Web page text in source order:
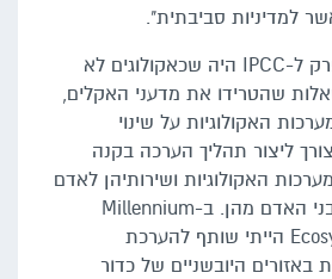
למדיניות סביבתית".
"הלקח מכתיבת הפרק ל-IPCC היה שכאקולוגים לא
שהטרידו את מדעני האקלים,
האקולוגיות על שינוי
ליצור תהליך הערכה בקנה
האקולוגיות ושירותיהן לאדם
ועבור התועלת של בני האדם מהן. ב-Millennium
Ecosystem Assessment הייתי שותף להערכת
באזורים היובשניים של כדור